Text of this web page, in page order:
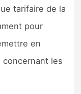
tarifaire de la
pour
en
les